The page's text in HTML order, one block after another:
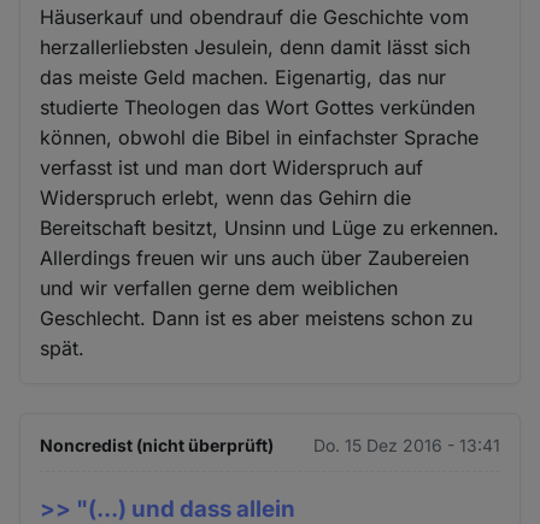
Häuserkauf und obendrauf die Geschichte vom
herzallerliebsten Jesulein, denn damit lässt sich
das meiste Geld machen. Eigenartig, das nur
studierte Theologen das Wort Gottes verkünden
können, obwohl die Bibel in einfachster Sprache
verfasst ist und man dort Widerspruch auf
Widerspruch erlebt, wenn das Gehirn die
Bereitschaft besitzt, Unsinn und Lüge zu erkennen.
Allerdings freuen wir uns auch über Zaubereien
und wir verfallen gerne dem weiblichen
Geschlecht. Dann ist es aber meistens schon zu
spät.
Noncredist (nicht überprüft) Do. 15 Dez 2016 - 13:41
>> "(...) und dass allein